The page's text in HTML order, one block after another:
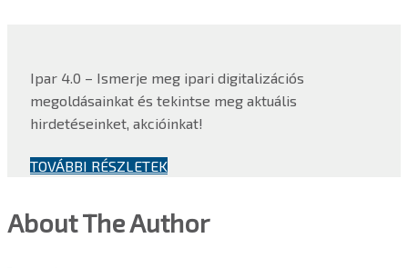
Ipar 4.0 – Ismerje meg ipari digitalizációs
megoldásainkat és tekintse meg aktuális
hirdetéseinket, akcióinkat!
TOVÁBBI RÉSZLETEK
About The Author